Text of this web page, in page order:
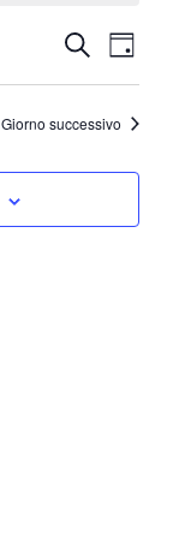
Eventi
Ricerca
viste
Cerca Evento
Viste
Giorno
Giorno successivo